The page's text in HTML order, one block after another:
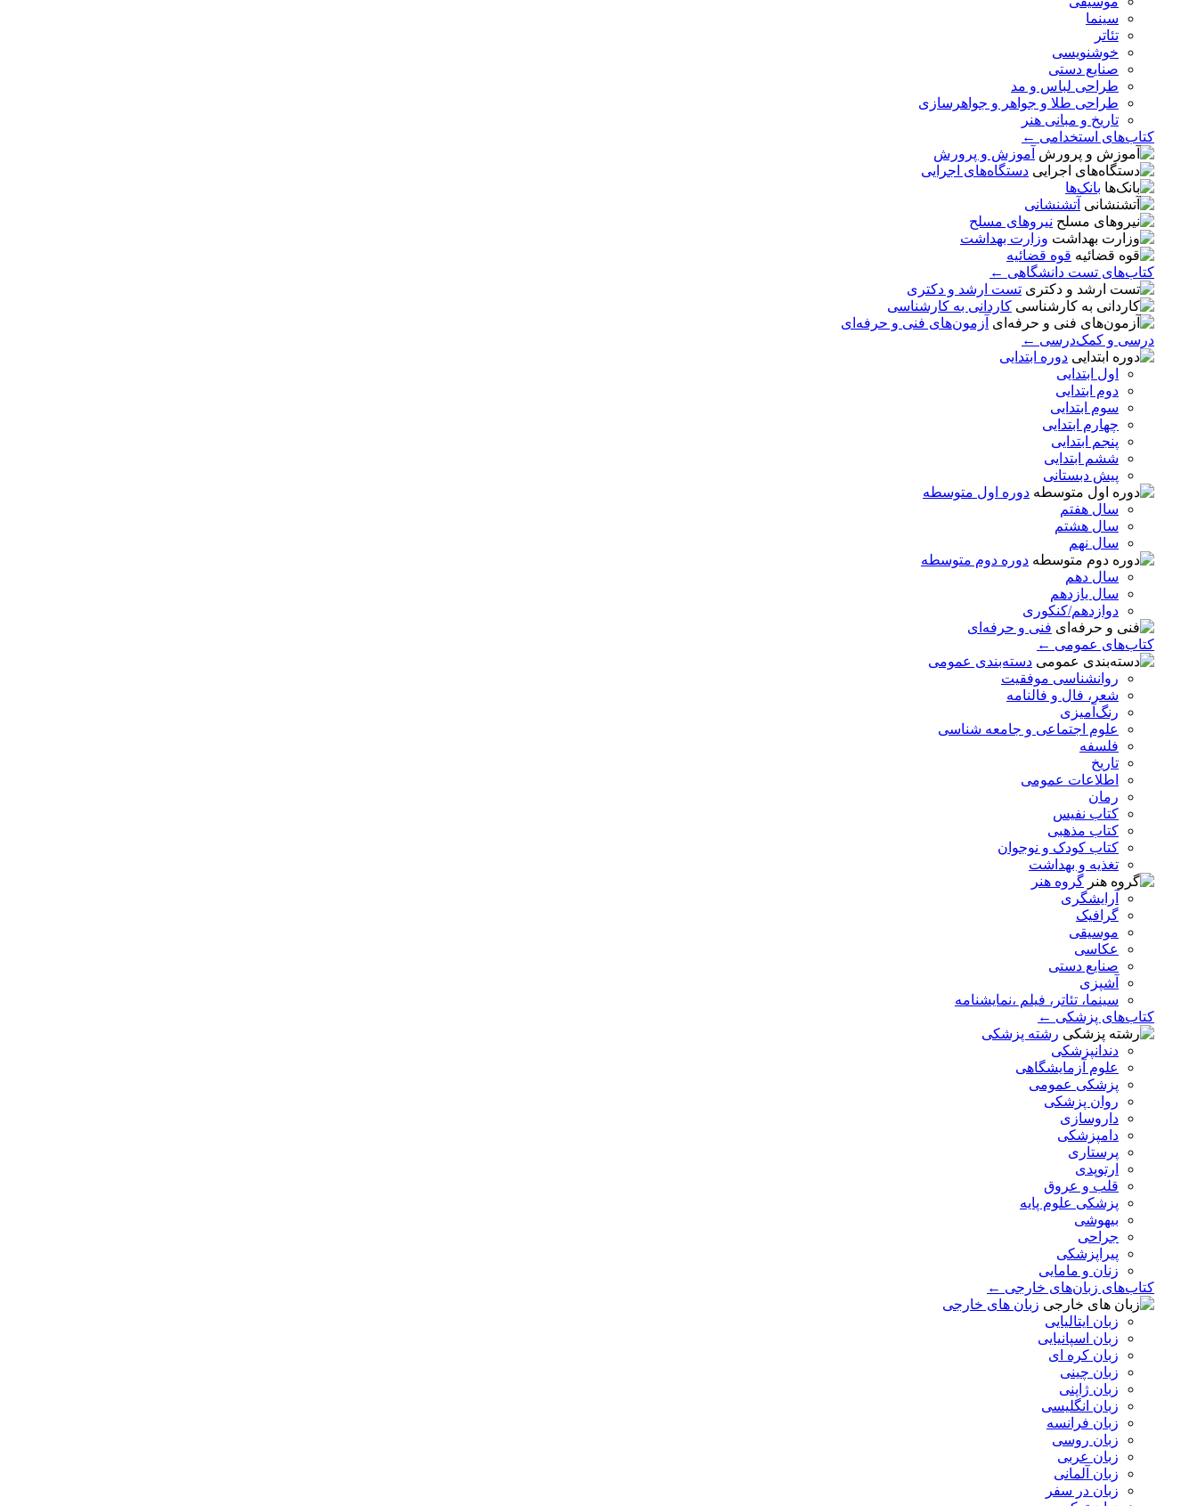
سینما
تئاتر
خوشنویسی
صنایع دستی
طراحی لباس و مد
طراحی طلا و جواهر و جواهرسازی
تاریخ و مبانی هنر
کتاب‌های استخدامی ←
آموزش و پرورش
دستگاه‌های اجرایی
بانک‌ها
آتشنشانی
نیروهای مسلح
وزارت بهداشت
قوه قضائیه
کتاب‌های تست دانشگاهی ←
تست ارشد و دکتری
کاردانی به کارشناسی
آزمون‌های فنی و حرفه‌ای
درسی و کمک‌درسی ←
دوره ابتدایی
اول ابتدایی
دوم ابتدایی
سوم ابتدایی
چهارم ابتدایی
پنجم ابتدایی
ششم ابتدایی
پیش دبستانی
دوره اول متوسطه
سال هفتم
سال هشتم
سال نهم
دوره دوم متوسطه
سال دهم
سال یازدهم
دوازدهم/کنکوری
فنی و حرفه‌ای
کتاب‌های عمومی ←
دسته‌بندی عمومی
روانشناسی موفقیت
شعر، فال و فالنامه
رنگ‌آمیزی
علوم اجتماعی و جامعه شناسی
فلسفه
تاریخ
اطلاعات عمومی
رمان
کتاب نفیس
کتاب مذهبی
کتاب کودک و نوجوان
تغذیه و بهداشت
گروه هنر
آرایشگری
گرافیک
موسیقی
عکاسی
صنایع دستی
آشپزی
سینما، تئاتر، فیلم ،نمایشنامه
کتاب‌های پزشکی ←
رشته پزشکی
دندانپزشکی
علوم آزمایشگاهی
پزشکی عمومی
روان پزشکی
داروسازی
دامپزشکی
پرستاری
ارتوپدی
قلب و عروق
پزشکی علوم پایه
بیهوشی
جراحی
پیراپزشکی
زنان و مامایی
کتاب‌های زبان‌های خارجی ←
زبان های خارجی
زبان ایتالیایی
زبان اسپانیایی
زبان کره ای
زبان چینی
زبان ژاپنی
زبان انگلیسی
زبان فرانسه
زبان روسی
زبان عربی
زبان آلمانی
زبان در سفر